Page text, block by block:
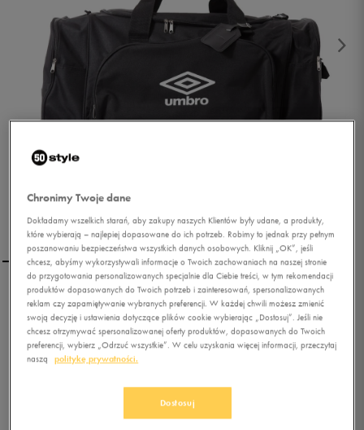
UMBRO TORBA NA
KOLKACH
0.0
KLUBIE 50 STYLE
Chronimy Twoje dane
Dokładamy wszelkich starań, aby zakupy naszych Klientów były udane, a produkty,
które wybierają – najlepiej dopasowane do ich potrzeb. Robimy to jednak przy pełnym
poszanowaniu bezpieczeństwa wszystkich danych osobowych. Kliknij „OK”, jeśli
chcesz, abyśmy wykorzystywali informacje o Twoich zachowaniach na naszej stronie
do przygotowania personalizowanych specjalnie dla Ciebie treści, w tym rekomendacji
produktów dopasowanych do Twoich potrzeb i zainteresowań, spersonalizowanych
reklam czy zapamiętywanie wybranych preferencji. W każdej chwili możesz zmienić
swoją decyzję i ustawienia dotyczące plików cookie wybierając „Dostosuj”. Jeśli nie
chcesz otrzymywać spersonalizowanej oferty produktów, dopasowanych do Twoich
preferencji, wybierz „Odrzuć wszystkie”. W celu uzyskania więcej informacji, przeczytaj
naszą
politykę prywatności.
Dostosuj